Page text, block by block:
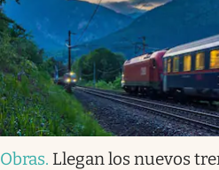
Obras. Llegan los nuevos